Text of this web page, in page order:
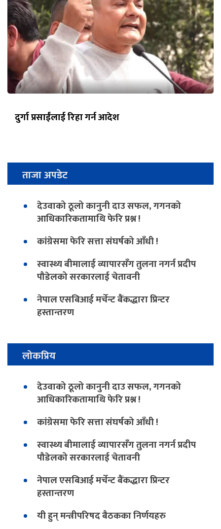
दुर्गा प्रसाईंलाई रिहा गर्न आदेश
ताजा अपडेट
देउवाको ठूलो कानुनी दाउ सफल, गगनको
आधिकारिकतामाथि फेरि प्रश्न !
कांग्रेसमा फेरि सत्ता संघर्षको आँधी !
स्वास्थ्य बीमालाई व्यापारसँग तुलना नगर्न प्रदीप
पौडेलको सरकारलाई चेतावनी
नेपाल एसबिआई मर्चेन्ट बैंकद्धारा प्रिन्टर
हस्तान्तरण
लोकप्रिय
देउवाको ठूलो कानुनी दाउ सफल, गगनको
आधिकारिकतामाथि फेरि प्रश्न !
कांग्रेसमा फेरि सत्ता संघर्षको आँधी !
स्वास्थ्य बीमालाई व्यापारसँग तुलना नगर्न प्रदीप
पौडेलको सरकारलाई चेतावनी
नेपाल एसबिआई मर्चेन्ट बैंकद्धारा प्रिन्टर
हस्तान्तरण
यी हुन् मन्त्रीपरिषद बैठकका निर्णयहरु